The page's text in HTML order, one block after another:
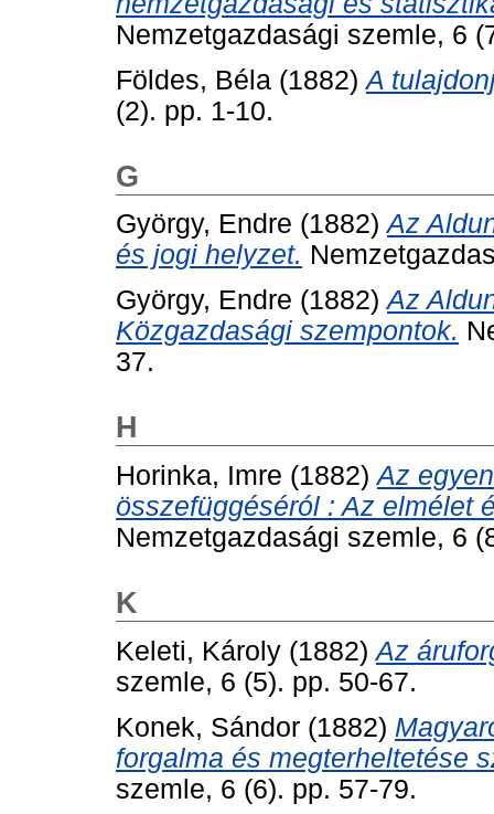
Nemzetgazdasági szemle, 6
Földes, Béla (1882)A
(2). pp. 1-10.
G
György, Endre (1882)Az
és jogi helyzet.
György, Endre (1882)Az
Közgazdasági szempontok.
37.
H
Horinka, Imre (1882)Az
összefüggéséról : Az elmélet
Nemzetgazdasági szemle, 6
K
Keleti, Károly (1882)Az
szemle, 6 (5). pp. 50-67.
Konek, Sándor (1882)
forgalma és megterheltetése
szemle, 6 (6). pp. 57-79.